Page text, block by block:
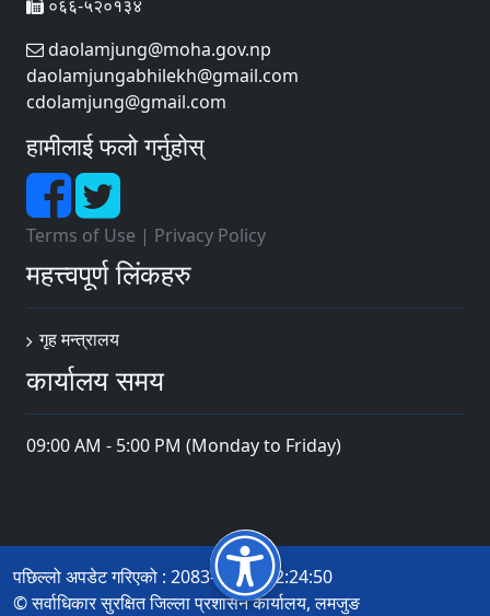
०६६-५२०१३४
daolamjung@moha.gov.np
daolamjungabhilekh@gmail.com
cdolamjung@gmail.com
हामीलाई फलो गर्नुहोस्
Terms of Use | Privacy Policy
महत्त्वपूर्ण लिंकहरु
गृह मन्त्रालय
कार्यालय समय
09:00 AM - 5:00 PM (Monday to Friday)
पछिल्लो अपडेट गरिएको : 2083-04-12 12:24:50
© सर्वाधिकार सुरक्षित जिल्ला प्रशासन कार्यालय, लमजुङ